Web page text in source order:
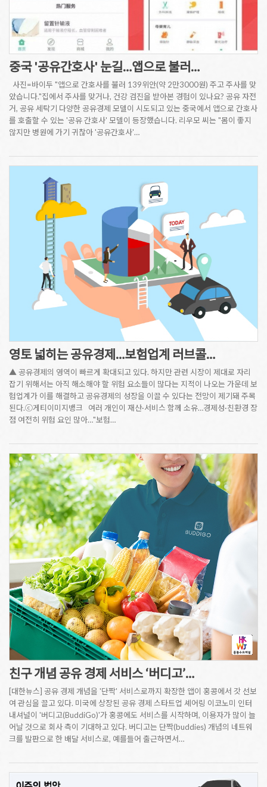
중국 '공유간호사' 눈길…앱으로 불러…
사진=바이두 "앱으로 간호사를 불러 139위안(약 2만3000원) 주고 주사를 맞
았습니다."집에서 주사를 맞거나, 건강 검진을 받아본 경험이 있나요? 공유 자전
거, 공유 세탁기 다양한 공유경제 모델이 시도되고 있는 중국에서 앱으로 간호사
를 호출할 수 있는 '공유 간호사' 모델이 등장했습니다. 리우모 씨는 "몸이 좋지
않지만 병원에 가기 귀찮아 '공유간호사'…
영토 넓히는 공유경제…보험업계 러브콜…
▲ 공유경제의 영역이 빠르게 확대되고 있다. 하지만 관련 시장이 제대로 자리
잡기 위해서는 아직 해소해야 할 위험 요소들이 많다는 지적이 나오는 가운데 보
험업계가 이를 해결하고 공유경제의 성장을 이끌 수 있다는 전망이 제기돼 주목
된다.ⓒ게티이미지뱅크 여러 개인이 재산·서비스 함께 소유…경제성·친환경 장
점 여전히 위험 요인 많아…"보험…
친구 개념 공유 경제 서비스 ‘버디고’…
[대한뉴스] 공유 경제 개념을 '단짝' 서비스로까지 확장한 앱이 홍콩에서 갓 선보
여 관심을 끌고 있다. 미국에 상장된 공유 경제 스타트업 셰어링 이코노미 인터
내셔널이 '버디고(BuddiGo)'가 홍콩에도 서비스를 시작하며, 이용자가 많이 늘
어날 것으로 회사 측이 기대하고 있다. 버디고는 단짝(buddies) 개념의 네트워
크를 발판으로 한 배달 서비스로, 예를들어 출근하면서…